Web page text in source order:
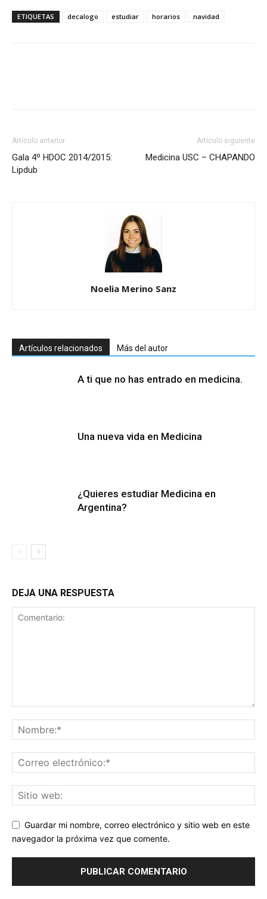
ETIQUETAS decalogo estudiar horarios navidad
Artículo anterior
Gala 4º HDOC 2014/2015:
Lipdub
Artículo siguiente
Medicina USC – CHAPANDO
Noelia Merino Sanz
Artículos relacionados Más del autor
A ti que no has entrado en medicina.
Una nueva vida en Medicina
¿Quieres estudiar Medicina en
Argentina?
DEJA UNA RESPUESTA
Guardar mi nombre, correo electrónico y sitio web en este
navegador la próxima vez que comente.